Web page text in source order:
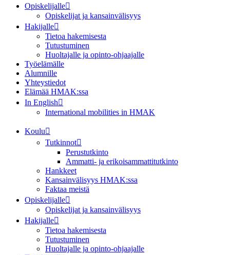
Opiskelijalle
Opiskelijat ja kansainvälisyys
Hakijalle
Tietoa hakemisesta
Tutustuminen
Huoltajalle ja opinto-ohjaajalle
Työelämälle
Alumnille
Yhteystiedot
Elämää HMAK:ssa
In English
International mobilities in HMAK
Koulu
Tutkinnot
Perustutkinto
Ammatti- ja erikoisammattitutkinto
Hankkeet
Kansainvälisyys HMAK:ssa
Faktaa meistä
Opiskelijalle
Opiskelijat ja kansainvälisyys
Hakijalle
Tietoa hakemisesta
Tutustuminen
Huoltajalle ja opinto-ohjaajalle